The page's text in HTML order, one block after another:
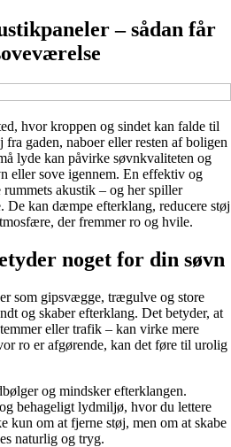
– sådan får
hvor kroppen og sindet kan falde til
gaden, naboer eller resten af boligen
lyde kan påvirke søvnkvaliteten og
eller sove igennem. En effektiv og
akustik – og her spiller
De kan dæmpe efterklang, reducere støj
der fremmer ro og hvile.
noget for din søvn
som gipsvægge, trægulve og store
og skaber efterklang. Det betyder, at
eller trafik – kan virke mere
ro er afgørende, kan det føre til urolig
og mindsker efterklangen.
behageligt lydmiljø, hvor du lettere
kun om at fjerne støj, men om at skabe
naturlig og tryg.